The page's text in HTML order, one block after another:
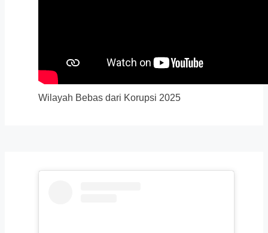
Wilayah Bebas dari Korupsi 2025